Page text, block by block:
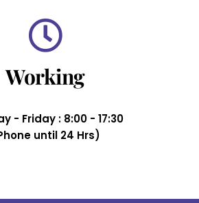
Working
- Friday : 8:00 - 17:30
until 24 Hrs)